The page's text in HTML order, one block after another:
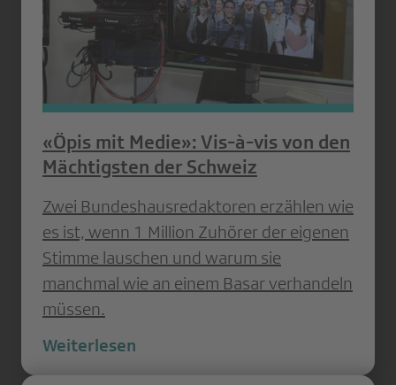
«Öpis mit Medie»: Vis-à-vis von den
Mächtigsten der Schweiz
Zwei Bundeshausredaktoren erzählen wie
es ist, wenn 1 Million Zuhörer der eigenen
Stimme lauschen und warum sie
manchmal wie an einem Basar verhandeln
müssen.
Weiterlesen